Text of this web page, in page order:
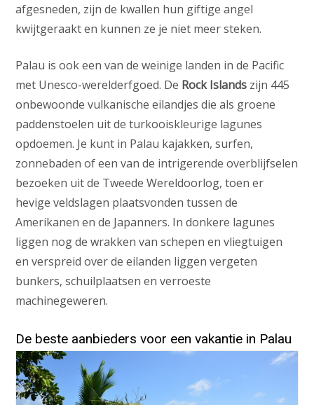
afgesneden, zijn de kwallen hun giftige angel
kwijtgeraakt en kunnen ze je niet meer steken.
Palau is ook een van de weinige landen in de Pacific
met Unesco-werelderfgoed. De Rock Islands zijn 445
onbewoonde vulkanische eilandjes die als groene
paddenstoelen uit de turkooiskleurige lagunes
opdoemen. Je kunt in Palau kajakken, surfen,
zonnebaden of een van de intrigerende overblijfselen
bezoeken uit de Tweede Wereldoorlog, toen er
hevige veldslagen plaatsvonden tussen de
Amerikanen en de Japanners. In donkere lagunes
liggen nog de wrakken van schepen en vliegtuigen
en verspreid over de eilanden liggen vergeten
bunkers, schuilplaatsen en verroeste
machinegeweren.
De beste aanbieders voor een vakantie in Palau